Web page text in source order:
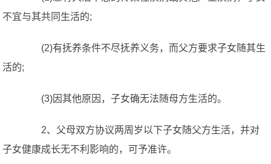
不宜与其共同生活的;
(2)有抚养条件不尽抚养义务，而父方要求子女随其生
活的;
(3)因其他原因，子女确无法随母方生活的。
2、父母双方协议两周岁以下子女随父方生活，并对
子女健康成长无不利影响的，可予准许。